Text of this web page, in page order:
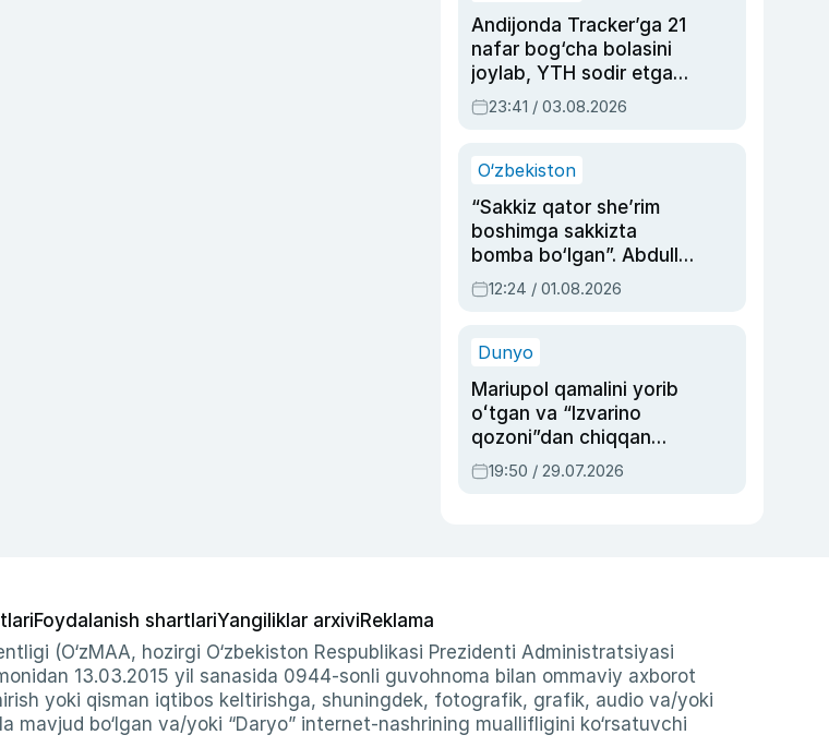
Andijonda Tracker’ga 21
nafar bog‘cha bolasini
joylab, YTH sodir etgan
ayolga sud hukmi o‘qildi
23:41 / 03.08.2026
O‘zbekiston
“Sakkiz qator she’rim
boshimga sakkizta
bomba bo‘lgan”. Abdulla
Oripovni siyosiy
ayblovlardan asrab
12:24 / 01.08.2026
Dunyo
Mariupol qamalini yorib
oʻtgan va “Izvarino
qozoni”dan chiqqan
qahramon — Ukraina
armiyasi bosh
19:50 / 29.07.2026
Foydalanish shartlariYangiliklar arxiviReklama
(O‘zMAA, hozirgi O‘zbekiston Respublikasi Prezidenti Administratsiyasi
13.03.2015 yil sanasida 0944-sonli guvohnoma bilan ommaviy axborot
yoki qisman iqtibos keltirishga, shuningdek, fotografik, grafik, audio va/yoki
bo‘lgan va/yoki “Daryo” internet-nashrining muallifligini ko‘rsatuvchi